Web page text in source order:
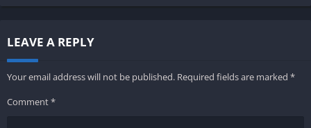
LEAVE A REPLY
Your email address will not be published. Required fields are marked *
Comment*